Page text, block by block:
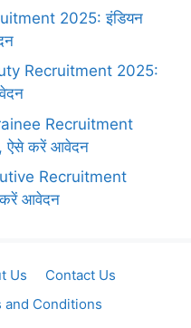
2025: इंडियन
Recruitment 2025:
Recruitment
ऐसे करें आवेदन
Recruitment
करें आवेदन
Us
Contact Us
and Conditions